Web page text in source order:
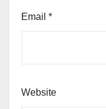
Email *
Website